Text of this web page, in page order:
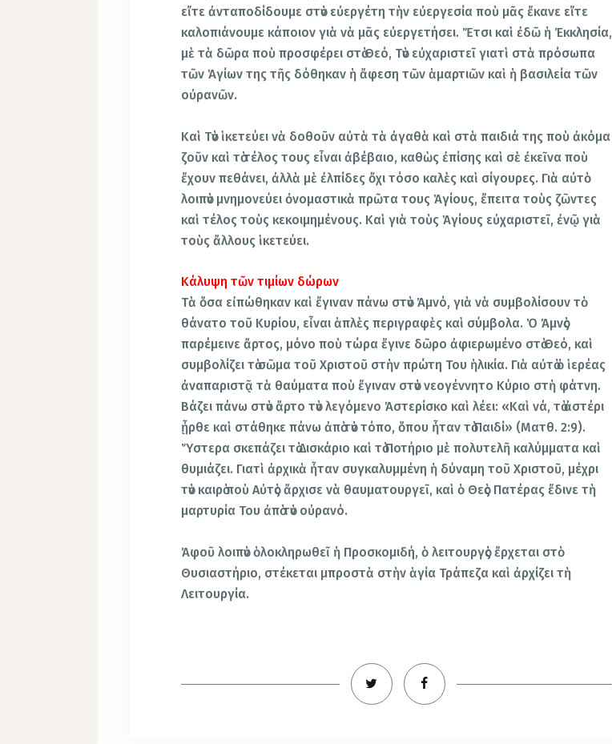
εἴτε ἀνταποδίδουμε στὸν εὐεργέτη τὴν εὐεργεσία ποὺ μᾶς ἔκανε εἴτε
καλοπιάνουμε κάποιον γιὰ νὰ μᾶς εὐεργετήσει. Ἔτσι καὶ ἐδῶ ἡ Ἐκκλησία,
μὲ τὰ δῶρα ποὺ προσφέρει στὸ Θεό, Τὸν εὐχαριστεῖ γιατὶ στὰ πρόσωπα
τῶν Ἁγίων της τῆς δόθηκαν ἡ ἄφεση τῶν ἁμαρτιῶν καὶ ἡ βασιλεία τῶν
οὐρανῶν.
Καὶ Τὸν ἱκετεύει νὰ δοθοῦν αὐτὰ τὰ ἀγαθὰ καὶ στὰ παιδιά της ποὺ ἀκόμα
ζοῦν καὶ τὸ τέλος τους εἶναι ἀβέβαιο, καθὼς ἐπίσης καὶ σὲ ἐκεῖνα ποὺ
ἔχουν πεθάνει, ἀλλὰ μὲ ἐλπίδες ὄχι τόσο καλὲς καὶ σίγουρες. Γιὰ αὐτὸ
λοιπὸν μνημονεύει ὀνομαστικὰ πρῶτα τους Ἁγίους, ἔπειτα τοὺς ζῶντες
καὶ τέλος τοὺς κεκοιμημένους. Καὶ γιὰ τοὺς Ἁγίους εὐχαριστεῖ, ἐνῷ γιὰ
τοὺς ἄλλους ἱκετεύει.
Κάλυψη τῶν τιμίων δώρων
Τὰ ὅσα εἰπώθηκαν καὶ ἔγιναν πάνω στὸν Ἀμνό, γιὰ νὰ συμβολίσουν τὸ
θάνατο τοῦ Κυρίου, εἶναι ἁπλὲς περιγραφὲς καὶ σύμβολα. Ὁ Ἀμνὸς
παρέμεινε ἄρτος, μόνο ποὺ τώρα ἔγινε δῶρο ἀφιερωμένο στὸ Θεό, καὶ
συμβολίζει τὸ σῶμα τοῦ Χριστοῦ στὴν πρώτη Του ἡλικία. Γιὰ αὐτὸ ὁ ἱερέας
ἀναπαριστᾷ τὰ θαύματα ποὺ ἔγιναν στὸν νεογέννητο Κύριο στὴ φάτνη.
Βάζει πάνω στὸν ἄρτο τὸν λεγόμενο Ἀστερίσκο καὶ λέει: «Καὶ νά, τὸ ἀστέρι
ᾖρθε καὶ στάθηκε πάνω ἀπὸ τὸν τόπο, ὅπου ἦταν τὸ Παιδί» (Ματθ. 2:9).
Ὕστερα σκεπάζει τὸ Δισκάριο καὶ τὸ Ποτήριο μὲ πολυτελῆ καλύμματα καὶ
θυμιάζει. Γιατὶ ἀρχικὰ ἦταν συγκαλυμμένη ἡ δύναμη τοῦ Χριστοῦ, μέχρι
τὸν καιρὸ ποὺ Αὐτὸς ἄρχισε νὰ θαυματουργεῖ, καὶ ὁ Θεὸς Πατέρας ἔδινε τὴ
μαρτυρία Του ἀπὸ τὸν οὐρανό.
Ἀφοῦ λοιπὸν ὁλοκληρωθεῖ ἡ Προσκομιδή, ὁ λειτουργὸς ἔρχεται στὸ
Θυσιαστήριο, στέκεται μπροστὰ στὴν ἁγία Τράπεζα καὶ ἀρχίζει τὴ
Λειτουργία.